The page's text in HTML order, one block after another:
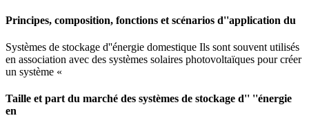
Principes, composition, fonctions et scénarios d''application du
Systèmes de stockage d''énergie domestique Ils sont souvent utilisés
en association avec des systèmes solaires photovoltaïques pour créer
un système «
Taille et part du marché des systèmes de stockage d'' ''énergie
en